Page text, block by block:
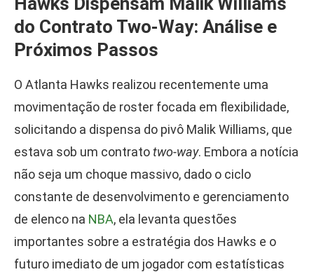
do Contrato Two-Way: Análise e
Próximos Passos
O Atlanta Hawks realizou recentemente uma
movimentação de roster focada em flexibilidade,
solicitando a dispensa do pivô Malik Williams, que
estava sob um contratotwo-way. Embora a notícia
não seja um choque massivo, dado o ciclo
constante de desenvolvimento e gerenciamento
de elenco na NBA, ela levanta questões
importantes sobre a estratégia dos Hawks e o
futuro imediato de um jogador com estatísticas